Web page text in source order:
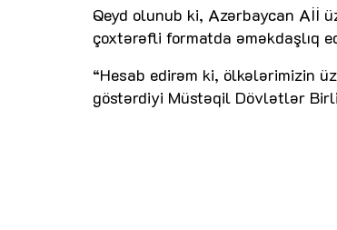
Qeyd olunub ki, Azərbaycan Aİİ
çoxtərəfli formatda əməkdaşlıq
“Hesab edirəm ki, ölkələrimizin
göstərdiyi Müstəqil Dövlətlər